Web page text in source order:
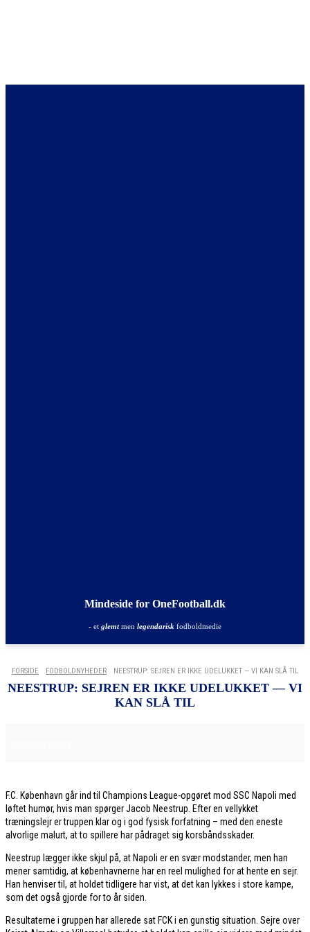
Mindeside for OneFootball.dk
- et glemtmen legendarisk fodboldmedie
FORSIDE FODBOLDNYHEDER NEESTRUP: SEJREN ER IKKE UDELUKKET — VI KAN SLÅ TIL
NEESTRUP: SEJREN ER IKKE UDELUKKET — VI
KAN SLÅ TIL
F.C. København går ind til Champions League-opgøret mod SSC Napoli med
løftet humør, hvis man spørger Jacob Neestrup. Efter en vellykket
træningslejr er truppen klar og i god fysisk forfatning – med den eneste
alvorlige malurt, at to spillere har pådraget sig korsbåndsskader.
Neestrup lægger ikke skjul på, at Napoli er en svær modstander, men han
mener samtidig, at københavnerne har en reel mulighed for at hente en sejr.
Han henviser til, at holdet tidligere har vist, at det kan lykkes i store kampe,
som det også gjorde for to år siden.
Resultaterne i gruppen har allerede sat FCK i en gunstig situation. Sejre over